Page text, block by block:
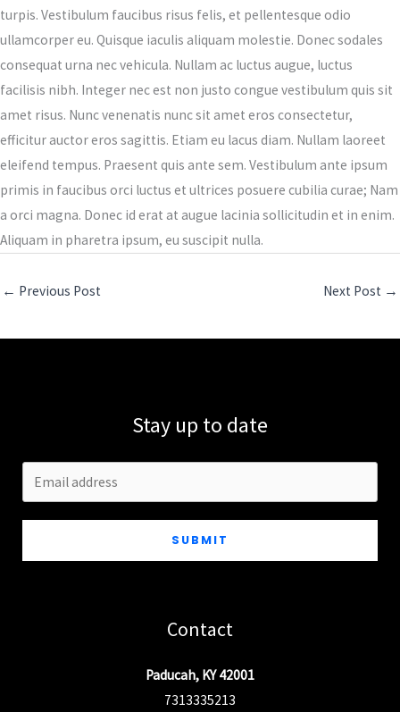
turpis. Vestibulum faucibus risus felis, et pellentesque odio
ullamcorper eu. Quisque iaculis aliquam molestie. Donec sodales
consequat urna nec vehicula. Nullam ac luctus augue, luctus
facilisis nibh. Integer nec est non justo congue vestibulum quis sit
amet risus. Nunc venenatis nunc sit amet eros consectetur,
efficitur auctor eros sagittis. Etiam eu lacus diam. Nullam laoreet
eleifend tempus. Praesent quis ante sem. Vestibulum ante ipsum
primis in faucibus orci luctus et ultrices posuere cubilia curae; Nam
a orci magna. Donec id erat at augue lacinia sollicitudin et in enim.
Aliquam in pharetra ipsum, eu suscipit nulla.
← Previous Post Next Post →
Stay up to date
SUBMIT
Contact
Paducah, KY 42001
7313335213